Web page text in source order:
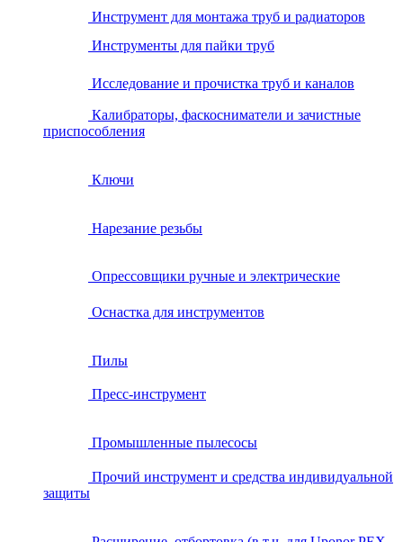
Инструмент для монтажа труб и радиаторов
Инструменты для пайки труб
Исследование и прочистка труб и каналов
Калибраторы, фаскосниматели и зачистные
приспособления
Ключи
Нарезание резьбы
Опрессовщики ручные и электрические
Оснастка для инструментов
Пилы
Пресс-инструмент
Промышленные пылесосы
Прочий инструмент и средства индивидуальной
защиты